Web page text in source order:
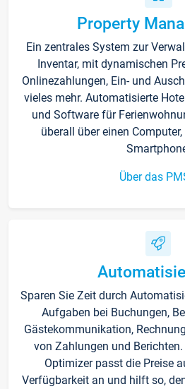
Property
Ein zentrales System zur
Inventar, mit dynamischen
Onlinezahlungen, Ein- und
vieles mehr. Automatisierte
und Software für
überall über einen
Über das
Sparen Sie Zeit durch
Aufgaben bei Buchungen,
Gästekommunikation,
von Zahlungen und
Optimizer passt die Preise
Verfügbarkeit an und hilft so,